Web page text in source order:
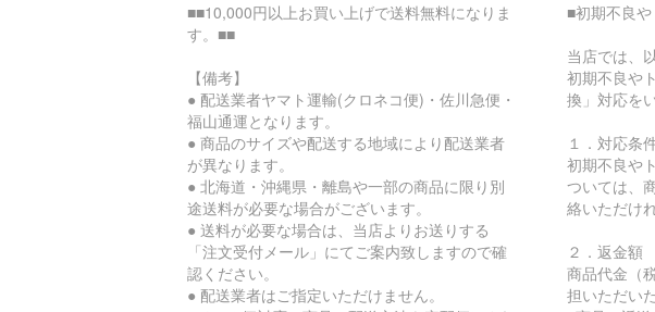
■■10,000円以上お買い上げで送料無料になりま
す。■■
【備考】
● 配送業者ヤマト運輸(クロネコ便)・佐川急便・
福山通運となります。
● 商品のサイズや配送する地域により配送業者
が異なります。
● 北海道・沖縄県・離島や一部の商品に限り別
途送料が必要な場合がございます。
● 送料が必要な場合は、当店よりお送りする
「注文受付メール」にてご案内致しますので確
認ください。
● 配送業者はご指定いただけません。
■初期不良
当店では、
初期不良や
換」対応を
１．対応条
初期不良や
ついては、
絡いただけ
２．返金額
商品代金（
担いただい